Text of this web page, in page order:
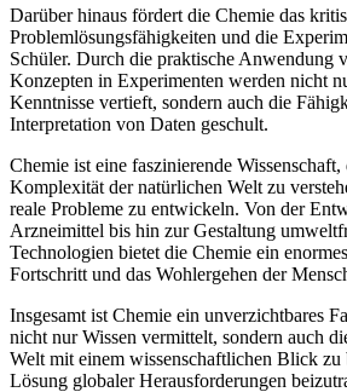
Darüber hinaus fördert die Chemie das
Problemlösungsfähigkeiten und die
Schüler. Durch die praktische Anwendung
Konzepten in Experimenten werden nicht
Kenntnisse vertieft, sondern auch die
Interpretation von Daten geschult.
Chemie ist eine faszinierende
Komplexität der natürlichen Welt zu
reale Probleme zu entwickeln. Von der
Arzneimittel bis hin zur Gestaltung
Technologien bietet die Chemie ein
Fortschritt und das Wohlergehen der
Insgesamt ist Chemie ein unverzichtbares
nicht nur Wissen vermittelt, sondern auch
Welt mit einem wissenschaftlichen Blick zu
Lösung globaler Herausforderungen